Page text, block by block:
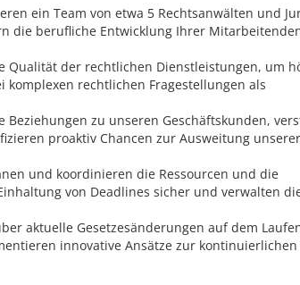
ein Team von etwa 5 Rechtsanwälten und
die berufliche Entwicklung Ihrer
Qualität der rechtlichen Dienstleistungen, um
rechtlichen Fragestellungen als
Beziehungen zu unseren Geschäftskunden,
proaktiv Chancen zur Ausweitung unserer
und koordinieren die Ressourcen und die
von Deadlines sicher und verwalten
aktuelle Gesetzesänderungen auf dem
innovative Ansätze zur kontinuierlichen